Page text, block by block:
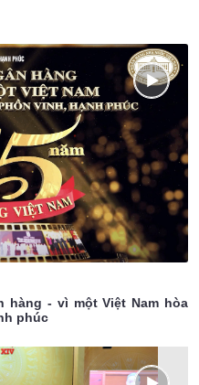
hàng - vì một Việt Nam hòa
phúc